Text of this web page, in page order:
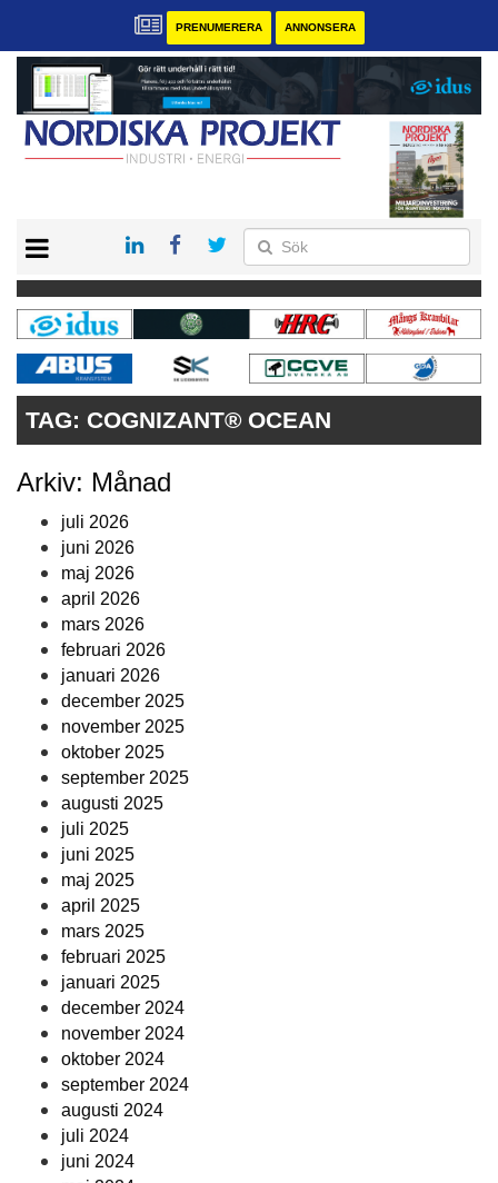
PRENUMERERA ANNONSERA
KONTAKT
VÅRA ANDRA MAGASIN
PRENUMERERA
ANNONSERA
TAG: COGNIZANT® OCEAN
Arkiv: Månad
juli 2026
juni 2026
maj 2026
april 2026
mars 2026
februari 2026
januari 2026
december 2025
november 2025
oktober 2025
september 2025
augusti 2025
juli 2025
juni 2025
maj 2025
april 2025
mars 2025
februari 2025
januari 2025
december 2024
november 2024
oktober 2024
september 2024
augusti 2024
juli 2024
juni 2024